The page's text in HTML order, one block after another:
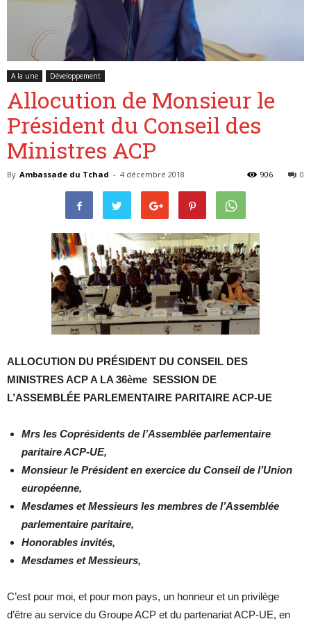
Belgique
A la une Développement
Allocution de Monsieur le
Président du Conseil des
Ministres ACP
By Ambassade du Tchad - 4 décembre 2018 0
906
ALLOCUTION DU PRÉSIDENT DU CONSEIL DES
MINISTRES ACP A LA 36ème SESSION DE
L’ASSEMBLÉE PARLEMENTAIRE PARITAIRE ACP-UE
Mrs les Coprésidents de l’Assemblée parlementaire
paritaire ACP-UE,
Monsieur le Président en exercice du Conseil de l’Union
européenne,
Mesdames et Messieurs les membres de l’Assemblée
parlementaire paritaire,
Honorables invités,
Mesdames et Messieurs,
C’est pour moi, et pour mon pays, un honneur et un privilège
d’être au service du Groupe ACP et du partenariat ACP-UE, en